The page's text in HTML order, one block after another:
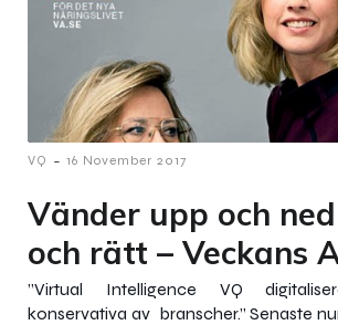
VQ - 16 November 2017
Vänder upp och
och rätt – Veckans
”Virtual Intelligence VQ
konservativa av branscher.” Senaste